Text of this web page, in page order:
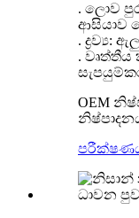
. ලොව
ආසියාව
. ද්‍රව්‍ය:
.
OEM